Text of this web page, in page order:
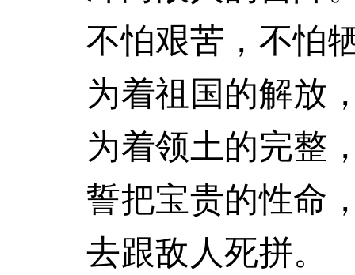
不怕艰苦，不怕
为着祖国的解放
为着领土的完整
誓把宝贵的性命
去跟敌人死拼。